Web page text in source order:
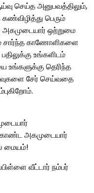
செய்த அனுபவத்திலும்,
பெரும்
அகமுடையார் ஒற்றுமை
சார்ந்த காணோளிகளை
உங்களிடம்
உங்களுக்கு தெரிந்த
சேர் செய்வதை
அகமுடையார்
மையம்!
வீட்டார் நம்பர்